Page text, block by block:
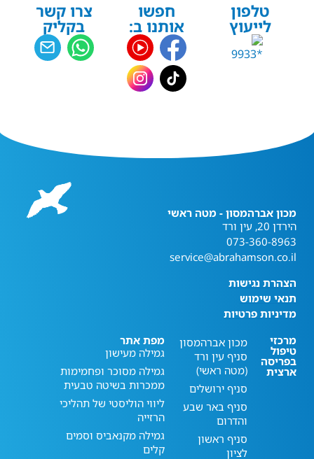
טלפון
לייעוץ
חפשו
אותנו ב:
צרו קשר
בקליק
מכון אברהמסון - מטה ראשי
הירדן 20, עין ורד
073-360-8963
service@abrahamson.co.il
הצהרת נגישות
תנאי שימוש
מדיניות פרטיות
מרכזי
טיפול
בפריסה
ארצית
מכון אברהמסון
סניף עין ורד
(מטה ראשי)
סניף ירושלים
סניף באר שבע
והדרום
סניף ראשון
לציון
מפת אתר
גמילה מעישון
גמילה מסוכר ופחמימות
ממכרות בשיטה טבעית
ליווי הוליסטי של תהליכי
הרזייה
גמילה מקנאביס וסמים
קלים